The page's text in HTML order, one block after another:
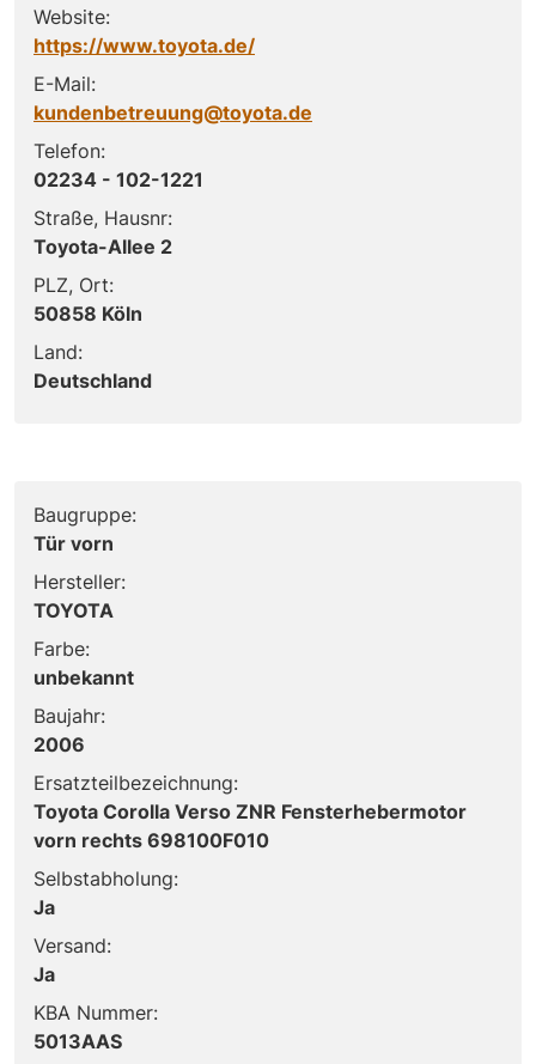
Website:
https://www.toyota.de/
E-Mail:
kundenbetreuung@toyota.de
Telefon:
02234 - 102-1221
Straße, Hausnr:
Toyota-Allee 2
PLZ, Ort:
50858 Köln
Land:
Deutschland
Baugruppe:
Tür vorn
Hersteller:
TOYOTA
Farbe:
unbekannt
Baujahr:
2006
Ersatzteilbezeichnung:
Toyota Corolla Verso ZNR Fensterhebermotor
vorn rechts 698100F010
Selbstabholung:
Ja
Versand:
Ja
KBA Nummer:
5013AAS